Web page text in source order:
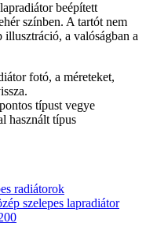
beépített
színben. A tartót nem
a valóságban a
fotó, a méreteket,
típust vegye
használt típus
radiátorok